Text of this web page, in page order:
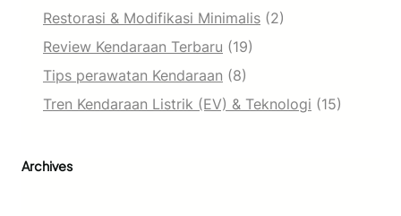
Restorasi & Modifikasi Minimalis (2)
Review Kendaraan Terbaru (19)
Tips perawatan Kendaraan (8)
Tren Kendaraan Listrik (EV) & Teknologi (15)
Archives